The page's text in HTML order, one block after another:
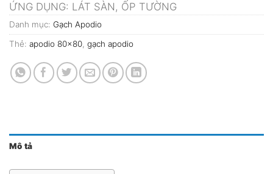
ỨNG DỤNG: LÁT SÀN, ỐP TƯỜNG
Danh mục: Gạch Apodio
Thẻ: apodio 80x80, gạch apodio
Mô tả